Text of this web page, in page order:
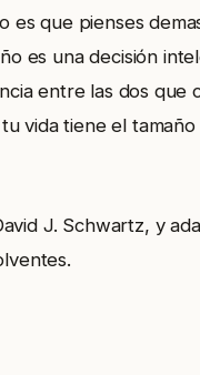
es que pienses
es una decisión
entre las dos que
vida tiene el tamaño
J. Schwartz, y